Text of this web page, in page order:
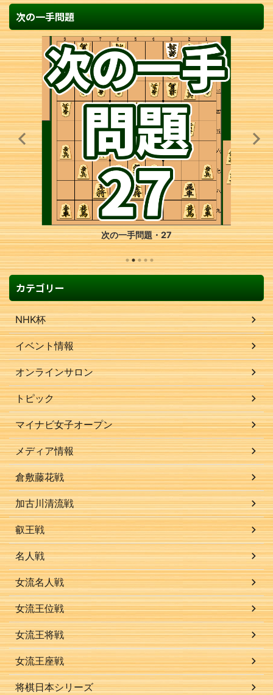
次の一手問題
次の一手問題・27
カテゴリー
NHK杯
イベント情報
オンラインサロン
トピック
マイナビ女子オープン
メディア情報
倉敷藤花戦
加古川清流戦
叡王戦
名人戦
女流名人戦
女流王位戦
女流王将戦
女流王座戦
将棋日本シリーズ